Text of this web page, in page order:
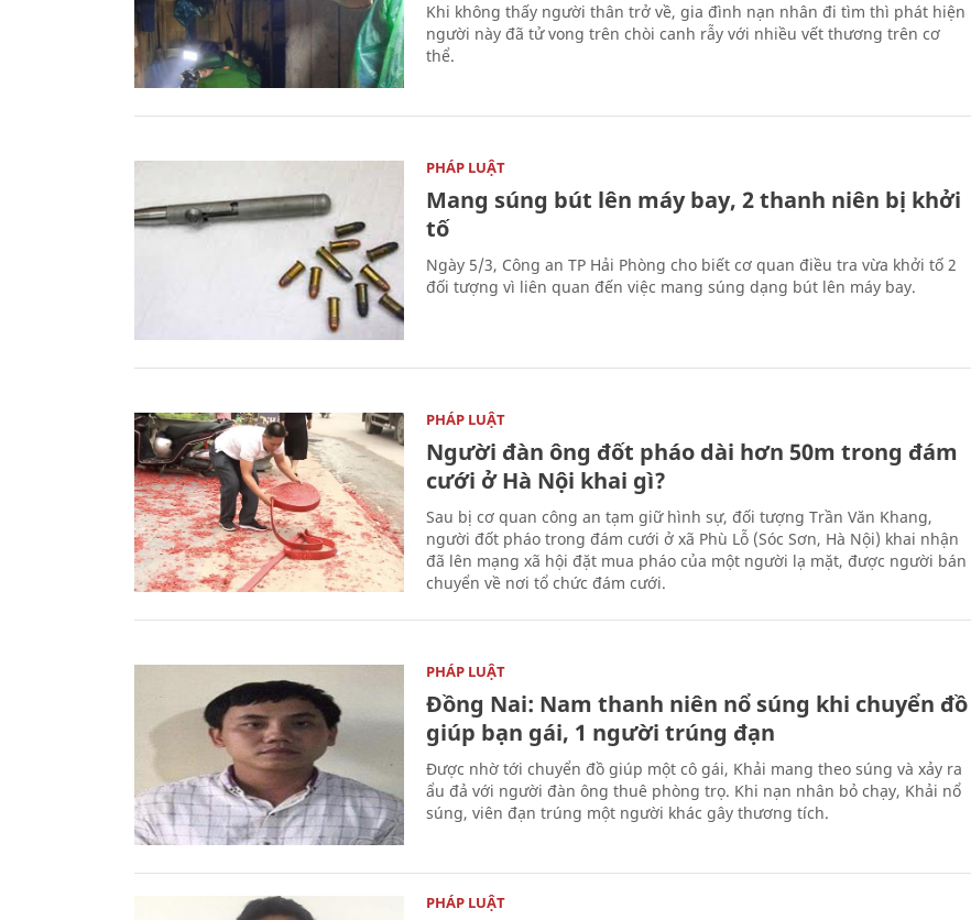
Khi không thấy người thân trở về, gia đình nạn nhân đi tìm thì phát hiện
người này đã tử vong trên chòi canh rẫy với nhiều vết thương trên cơ
thể.
PHÁP LUẬT
Mang súng bút lên máy bay, 2 thanh niên bị khởi
tố
Ngày 5/3, Công an TP Hải Phòng cho biết cơ quan điều tra vừa khởi tố 2
đối tượng vì liên quan đến việc mang súng dạng bút lên máy bay.
PHÁP LUẬT
Người đàn ông đốt pháo dài hơn 50m trong đám
cưới ở Hà Nội khai gì?
Sau bị cơ quan công an tạm giữ hình sự, đối tượng Trần Văn Khang,
người đốt pháo trong đám cưới ở xã Phù Lỗ (Sóc Sơn, Hà Nội) khai nhận
đã lên mạng xã hội đặt mua pháo của một người lạ mặt, được người bán
chuyển về nơi tổ chức đám cưới.
PHÁP LUẬT
Đồng Nai: Nam thanh niên nổ súng khi chuyển đồ
giúp bạn gái, 1 người trúng đạn
Được nhờ tới chuyển đồ giúp một cô gái, Khải mang theo súng và xảy ra
ẩu đả với người đàn ông thuê phòng trọ. Khi nạn nhân bỏ chạy, Khải nổ
súng, viên đạn trúng một người khác gây thương tích.
PHÁP LUẬT